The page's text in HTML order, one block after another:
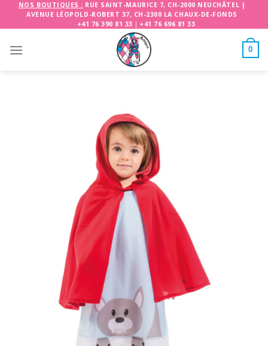
NOS BOUTIQUES : RUE SAINT-MAURICE 7, CH-2000 NEUCHÂTEL |
AVENUE LÉOPOLD-ROBERT 37, CH-2300 LA CHAUX-DE-FONDS
+41 76 390 81 33 | +41 76 696 81 33
0